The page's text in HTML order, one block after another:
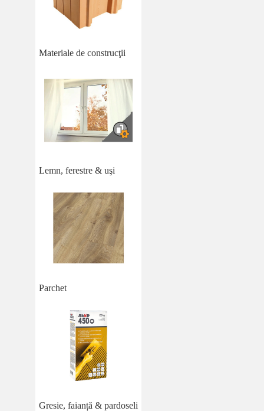
Materiale de construcţii
Lemn, ferestre & uşi
Parchet
Gresie, faianță & pardoseli